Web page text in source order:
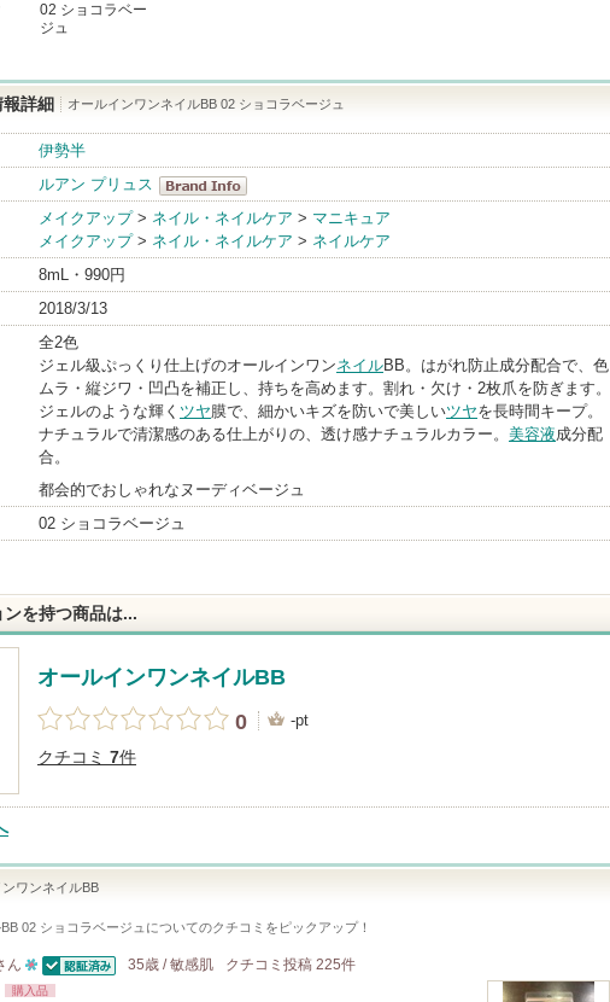
02 ショコラベー
ジュ
詳細 オールインワンネイルBB 02 ショコラベージュ
伊勢半
ルアン プリュス
ルアン プリュ
ス BrandInfo
メイクアップ> ネイル・ネイルケア > マニキュア
メイクアップ> ネイル・ネイルケア > ネイルケア
8mL・990円
2018/3/13
全2色
ジェル級ぷっくり仕上げのオールインワンネイルBB。はがれ防止成分配合で、色
ムラ・縦ジワ・凹凸を補正し、持ちを高めます。割れ・欠け・2枚爪を防ぎます。
ジェルのような輝く ツヤ膜で、細かいキズを防いで美しいツヤを長時間キープ。
ナチュラルで清潔感のある仕上がりの、透け感ナチュラルカラー。 美容液成分配
合。
都会的でおしゃれなヌーディベージュ
02 ショコラベージュ
を持つ商品は...
オールインワンネイルBB
0
-pt
クチコミ 7件
ワンネイルBB
02 ショコラベージュ についてのクチコミをピックアップ！
ん
10認証済
35歳 / 敏感肌 クチコミ投稿 225件
購入品